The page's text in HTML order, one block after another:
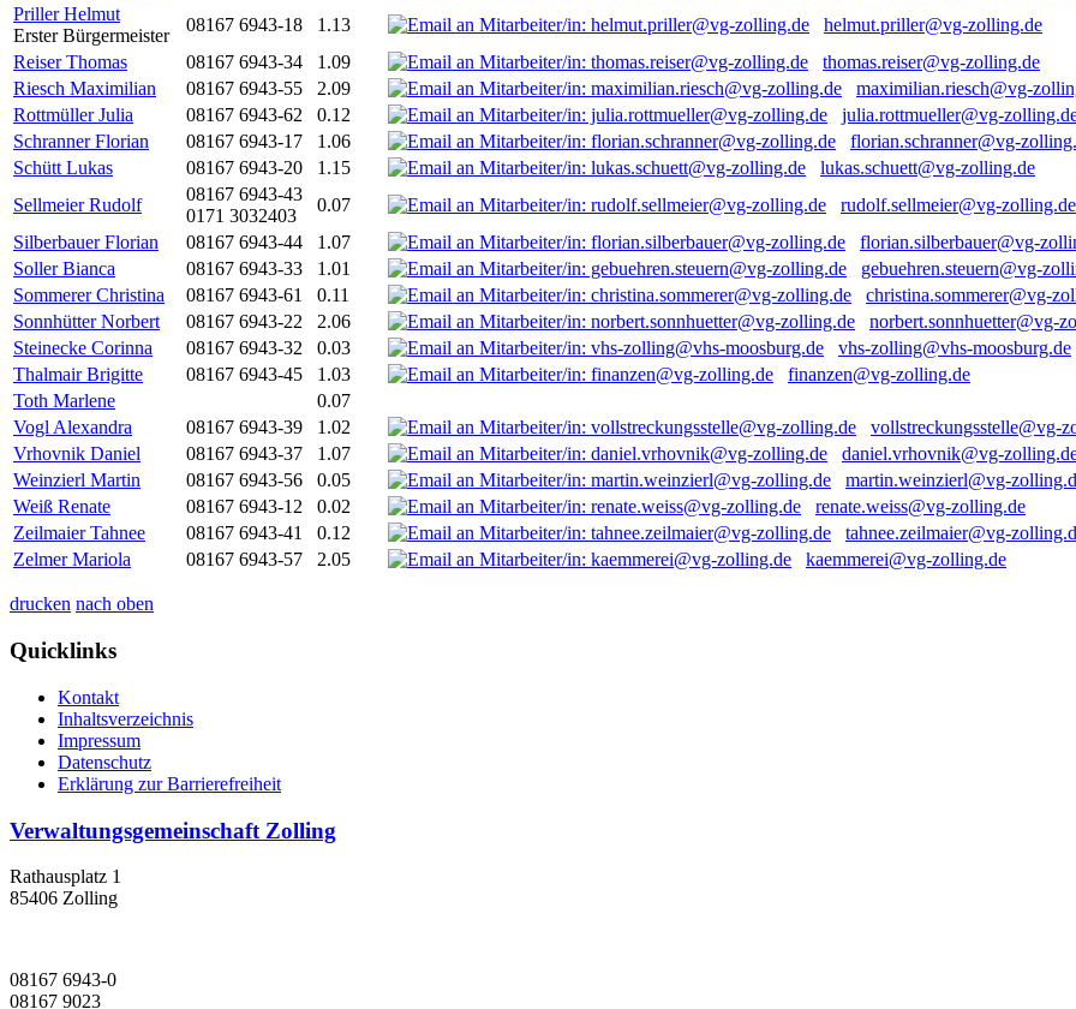
Priller Helmut
Erster Bürgermeister
08167 6943-18 1.13
helmut.priller@vg-zolling.de
Reiser Thomas
08167 6943-34 1.09
thomas.reiser@vg-zolling.de
Riesch Maximilian
08167 6943-55 2.09
maximilian.riesch@vg-
Rottmüller Julia
08167 6943-62 0.12
julia.rottmueller@vg-
Schranner Florian
08167 6943-17 1.06
florian.schranner@vg-
Schütt Lukas
08167 6943-20 1.15
lukas.schuett@vg-zolling.de
Sellmeier Rudolf
08167 6943-43
0171 3032403
0.07
rudolf.sellmeier@vg-zolling.de
Silberbauer Florian
08167 6943-44 1.07
florian.silberbauer@vg-
Soller Bianca
08167 6943-33 1.01
gebuehren.steuern@vg-
Sommerer Christina
08167 6943-61 0.11
christina.sommerer@vg-
Sonnhütter Norbert
08167 6943-22 2.06
norbert.sonnhuetter@vg-
Steinecke Corinna
08167 6943-32 0.03
vhs-zolling@vhs-moosburg.de
Thalmair Brigitte
08167 6943-45 1.03
finanzen@vg-zolling.de
Toth Marlene
0.07
Vogl Alexandra
08167 6943-39 1.02
vollstreckungsstelle@vg-
Vrhovnik Daniel
08167 6943-37 1.07
daniel.vrhovnik@vg-
Weinzierl Martin
08167 6943-56 0.05
martin.weinzierl@vg-
Weiß Renate
08167 6943-12 0.02
renate.weiss@vg-zolling.de
Zeilmaier Tahnee
08167 6943-41 0.12
tahnee.zeilmaier@vg-
Zelmer Mariola
08167 6943-57 2.05 kaemmerei@vg-zolling.de
drucken nach oben
Quicklinks
Kontakt
Inhaltsverzeichnis
Impressum
Datenschutz
Erklärung zur Barrierefreiheit
Verwaltungsgemeinschaft Zolling
Rathausplatz 1
85406 Zolling
08167 6943-0
08167 9023